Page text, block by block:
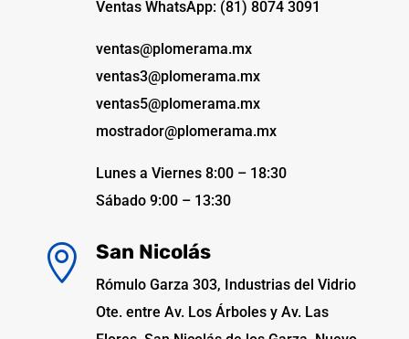
Ventas WhatsApp: (81) 8074 3091
ventas@plomerama.mx
ventas3@plomerama.mx
ventas5@plomerama.mx
mostrador@plomerama.mx
Lunes a Viernes 8:00 – 18:30
Sábado 9:00 – 13:30
 San Nicolás
Rómulo Garza 303, Industrias del Vidrio
Ote. entre Av. Los Árboles y Av. Las